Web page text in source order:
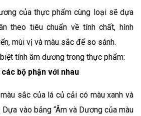
của thực phẩm cùng loại sẽ dựa
theo tiêu chuẩn về tính chất, hình
mùi vị và màu sắc để so sánh.
tính âm dương trong thực phẩm:
bộ phận với nhau
sắc của lá củ cải có màu xanh và
vào bảng “Âm và Dương của màu